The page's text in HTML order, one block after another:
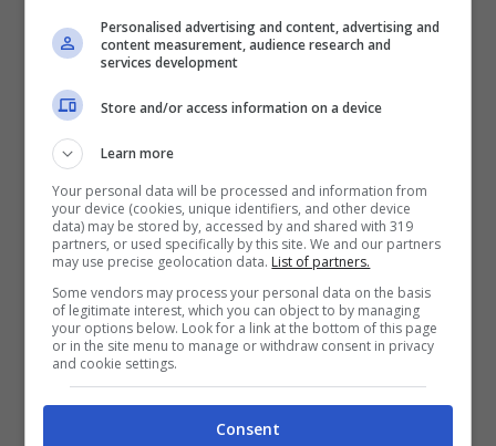
Vacanze di Natale, caratterizzato però da
Tifosi
ePaparazzi, che introducono la
moda dellacommistione tra cinema e star
system
in questi film di personaggi provenienti dal
mondo della tv, della moda e del calcio
(citatissimo ancora oggi il cameo di Aldo
Biscardi e Maurizio Mosca in Tifosi).
Sul finire del millennio però, Carlo Vanzina
torna alle origini, realizzando nel ‘99
Vacanze di Natale 2000, ambientandolo di
Personalised advertising and content, advertising and
content measurement, audience research and
services development
Store and/or access information on a device
Learn more
Your personal data will be processed and information from
your device (cookies, unique identifiers, and other device
data) may be stored by, accessed by and shared with 319
partners, or used specifically by this site. We and our partners
may use precise geolocation data. List of partners.
Some vendors may process your personal data on the basis
of legitimate interest, which you can object to by managing
your options below. Look for a link at the bottom of this page
or in the site menu to manage or withdraw consent in privacy
and cookie settings.
Consent